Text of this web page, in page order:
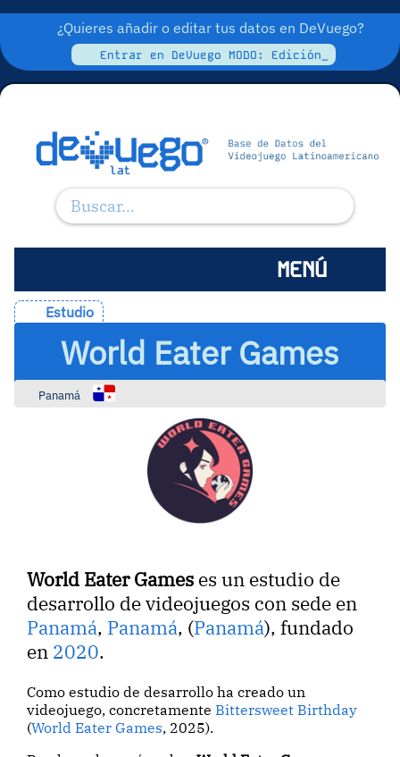
¿Quieres añadir o editar tus datos en DeVuego?
Entrar en DeVuego MODO: Edición_
MENÚ
Estudio
World Eater Games
Panamá
World Eater Games es un estudio de
desarrollo de videojuegos con sede en
Panamá, Panamá, (Panamá), fundado
en 2020.
Como estudio de desarrollo ha creado un
videojuego, concretamenteBittersweet Birthday
(World Eater Games, 2025).